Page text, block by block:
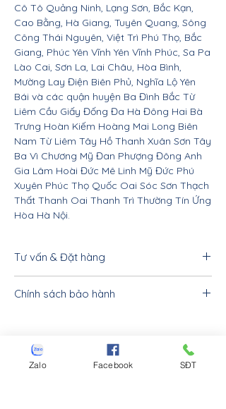
Cô Tô Quảng Ninh, Lạng Sơn, Bắc Kạn,
Cao Bằng, Hà Giang, Tuyên Quang, Sông
Công Thái Nguyên, Việt Trì Phú Thọ, Bắc
Giang, Phúc Yên Vĩnh Yên Vĩnh Phúc, Sa Pa
Lào Cai, Sơn La, Lai Châu, Hòa Bình,
Mường Lay Điện Biên Phủ, Nghĩa Lộ Yên
Bái và các quận huyện Ba Đình Bắc Từ
Liêm Cầu Giấy Đống Đa Hà Đông Hai Bà
Trưng Hoàn Kiếm Hoàng Mai Long Biên
Nam Từ Liêm Tây Hồ Thanh Xuân Sơn Tây
Ba Vì Chương Mỹ Đan Phượng Đông Anh
Gia Lâm Hoài Đức Mê Linh Mỹ Đức Phú
Xuyên Phúc Thọ Quốc Oai Sóc Sơn Thạch
Thất Thanh Oai Thanh Trì Thường Tín Ứng
Hòa Hà Nội.
Tư vấn & Đặt hàng
hàng, quý khách vui lòng liên hệ qua
Chính sách bảo hành
khách hàng
Zalo Facebook SĐT